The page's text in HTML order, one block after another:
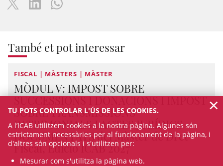
També et pot interessar
FISCAL | MÀSTERS | MÀSTER
MÒDUL V: IMPOST SOBRE
SUCCESSIONS I DONACIONS I IMPOST
SOBRE TRANSMISSIONS
PATRIMONIALS I ACTES JURÍDICS
DOCUMENTATS del Màster de Dret
Fiscal, Edició ICAB 2027
TU POTS CONTROLAR L'ÚS DE LES COOKIES.
A l’ICAB utilitzem cookies a la nostra pàgina. Algunes són
estrictament necessàries per al funcionament de la pàgina, i
d'altres són opcionals i s'utilitzen per:
Mesurar com s'utilitza la pàgina web.
×